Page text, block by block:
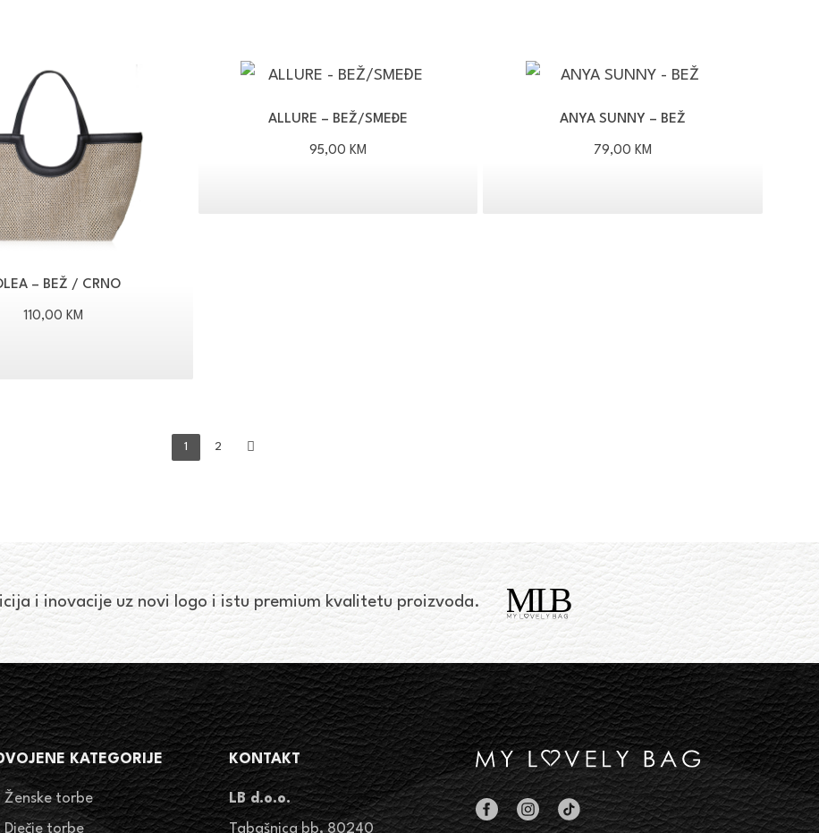
– BEŽ / CRNO
110,00 KM
ALLURE – BEŽ/SMEĐE
95,00KM
ANYA SUNNY – BEŽ
79,00KM
1 2
i inovacije uz novi logo i istu premium kvalitetu proizvoda.
KATEGORIJE
Ženske torbe
Dječje torbe
KONTAKT
LB d.o.o.
Tabašnica bb, 80240